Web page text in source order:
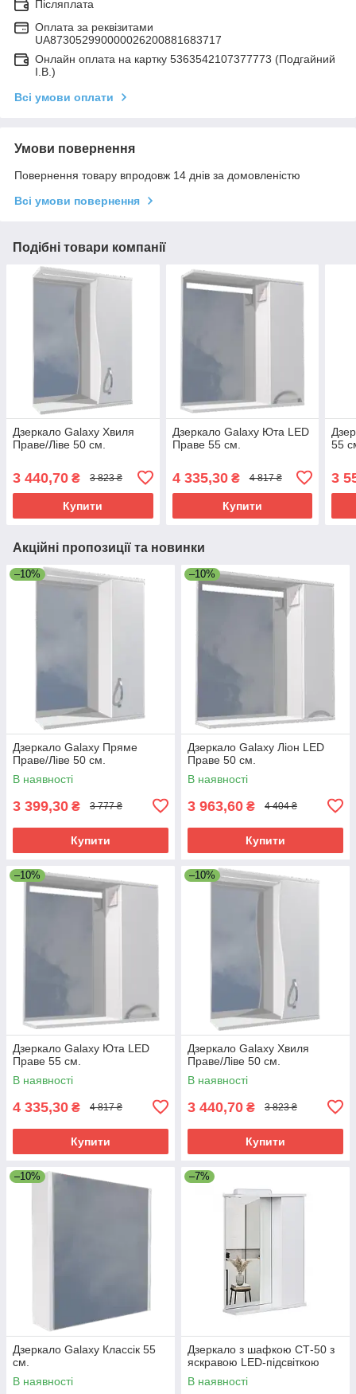
Післяплата
Оплата за реквізитами
UA873052990000026200881683717
Онлайн оплата на картку 5363542107377773 (Подгайний
І.В.)
Всі умови оплати
Умови повернення
Повернення товару впродовж 14 днів за домовленістю
Всі умови повернення
Подібні товари компанії
Дзеркало Galaxy Хвиля
Праве/Ліве 50 см.
3 440,70 ₴ 3 823 ₴
Купити
Дзеркало Galaxy Юта LED
Праве 55 см.
4 335,30₴ 4 817 ₴
Купити
55
3
Акційні пропозиції та новинки
–10%
Дзеркало Galaxy Пряме
Праве/Ліве 50 см.
В наявності
3 399,30 ₴ 3 777 ₴
Купити
–10%
Дзеркало Galaxy Ліон LED
Праве 50 см.
В наявності
3 963,60 ₴ 4 404 ₴
Купити
–10%
Дзеркало Galaxy Юта LED
Праве 55 см.
В наявності
4 335,30 ₴ 4 817 ₴
Купити
–10%
Дзеркало Galaxy Хвиля
Праве/Ліве 50 см.
В наявності
3 440,70 ₴ 3 823 ₴
Купити
–10%
Дзеркало Galaxy Классік 55
см.
В наявності
–7%
Дзеркало з шафкою СТ-50 з
яскравою LED-підсвіткою
В наявності